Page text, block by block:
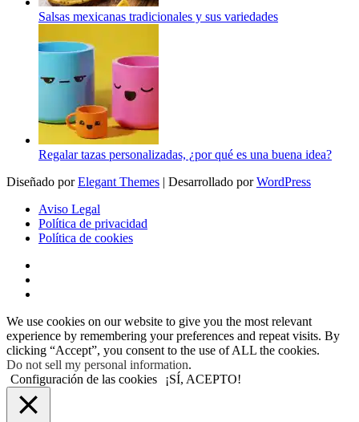
Salsas mexicanas tradicionales y sus variedades
Regalar tazas personalizadas, ¿por qué es una buena idea?
Diseñado porElegant Themes | Desarrollado porWordPress
Aviso Legal
Política de privacidad
Política de cookies
We use cookies on our website to give you the most relevant
experience by remembering your preferences and repeat visits. By
clicking “Accept”, you consent to the use of ALL the cookies.
Do not sell my personal information.
Configuración de las cookies
¡SÍ, ACEPTO!